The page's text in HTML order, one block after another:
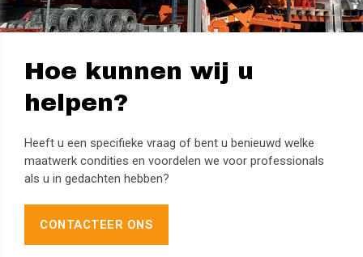
Hoe kunnen wij u
helpen?
Heeft u een specifieke vraag of bent u benieuwd welke
maatwerk condities en voordelen we voor professionals
als u in gedachten hebben?
CONTACTEER ONS